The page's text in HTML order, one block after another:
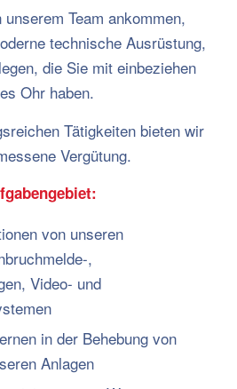
Team ankommen,
technische Ausrüstung,
die Sie mit einbeziehen
Ohr haben.
Tätigkeiten bieten wir
Vergütung.
von unseren
,
Video- und
in der Behebung von
Anlagen